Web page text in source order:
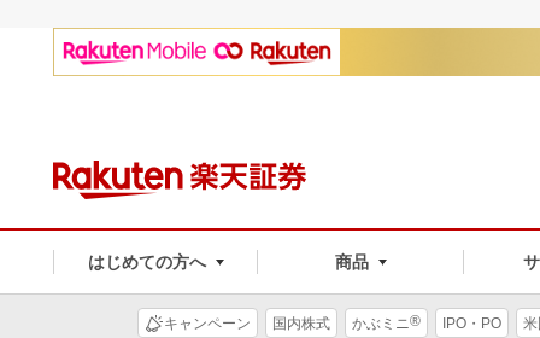
はじめての方へ 商品
キャンペーン 国内株式 かぶミニ® IPO・PO